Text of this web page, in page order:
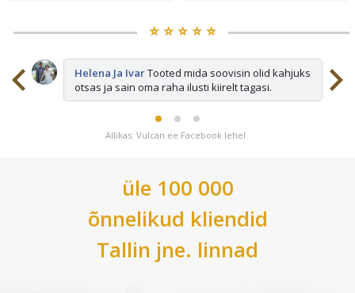
⭐️ ⭐️ ⭐️ ⭐️ ⭐️
Helena Ja IvarTooted mida soovisin olid kahjuks
otsas ja sain oma raha ilusti kiirelt tagasi.
Allikas: Vulcan.ee Facebook lehel
üle 100 000
õnnelikud kliendid
Tallin jne. linnad